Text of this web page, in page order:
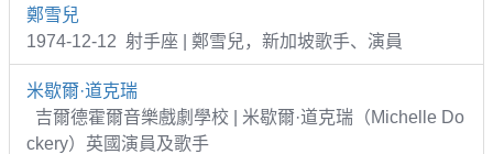
鄭雪兒
1974-12-12 射手座 | 鄭雪兒，新加坡歌手、演員
米歇爾·道克瑞
吉爾德霍爾音樂戲劇學校 | 米歇爾·道克瑞（Michelle Do
ckery）英國演員及歌手